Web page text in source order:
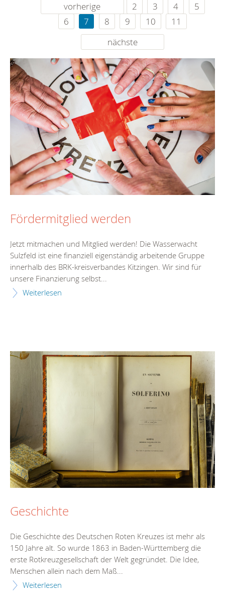
vorherige 2 3 4
5
6
7 8 9 10
11
nächste
Fördermitglied werden
Jetzt mitmachen und Mitglied werden! Die Wasserwacht
Sulzfeld ist eine finanziell eigenständig arbeitende Gruppe
innerhalb des BRK-kreisverbandes Kitzingen. Wir sind für
unsere Finanzierung selbst...
Weiterlesen
Geschichte
Die Geschichte des Deutschen Roten Kreuzes ist mehr als
150 Jahre alt. So wurde 1863 in Baden-Württemberg die
erste Rotkreuzgesellschaft der Welt gegründet. Die Idee,
Menschen allein nach dem Maß...
Weiterlesen